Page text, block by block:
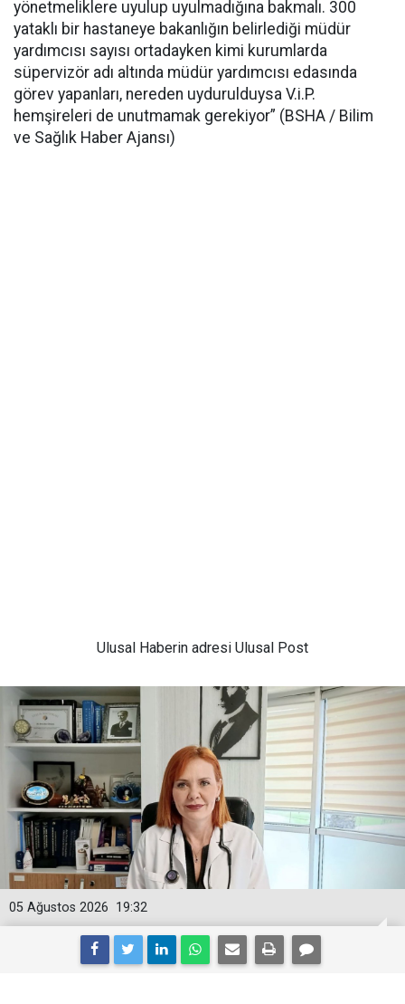
yönetmeliklere uyulup uyulmadığına bakmalı. 300
yataklı bir hastaneye bakanlığın belirlediği müdür
yardımcısı sayısı ortadayken kimi kurumlarda
süpervizör adı altında müdür yardımcısı edasında
görev yapanları, nereden uydurulduysa V.i.P.
hemşireleri de unutmamak gerekiyor” (BSHA / Bilim
ve Sağlık Haber Ajansı)
Ulusal Haberin adresi Ulusal Post
19:32
05 Ağustos 2026